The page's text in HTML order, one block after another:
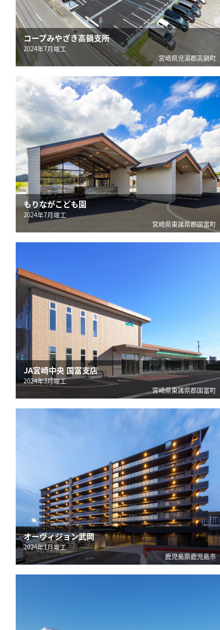
コープみやざき高鍋支所
2024年7月竣工
宮崎県児湯郡高鍋町
もりながこども園
2024年7月竣工
宮崎県東諸県郡国富町
JA宮崎中央 国富支店
2024年3月竣工
宮崎県東諸県郡国富町
オーヴィジョン武岡
2024年1月竣工
鹿児島県鹿児島市